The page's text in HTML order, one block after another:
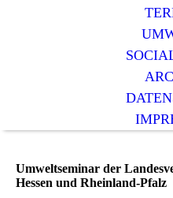
Umweltseminar der
Hessen und Rheinland-Pfalz